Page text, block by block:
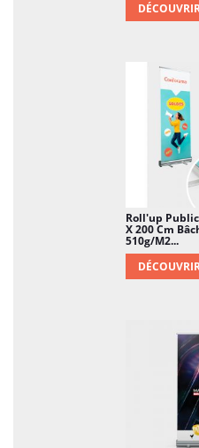
Roll'up
X 200 Cm
510g/m2...